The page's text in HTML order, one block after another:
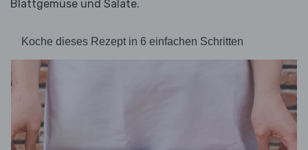
Blattgemüse und Salate.
Koche dieses Rezept in 6 einfachen Schritten